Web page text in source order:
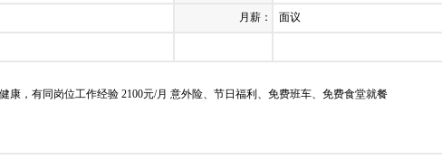
月薪： 面议
康，有同岗位工作经验 2100元/月 意外险、节日福利、免费班车、免费食堂就餐